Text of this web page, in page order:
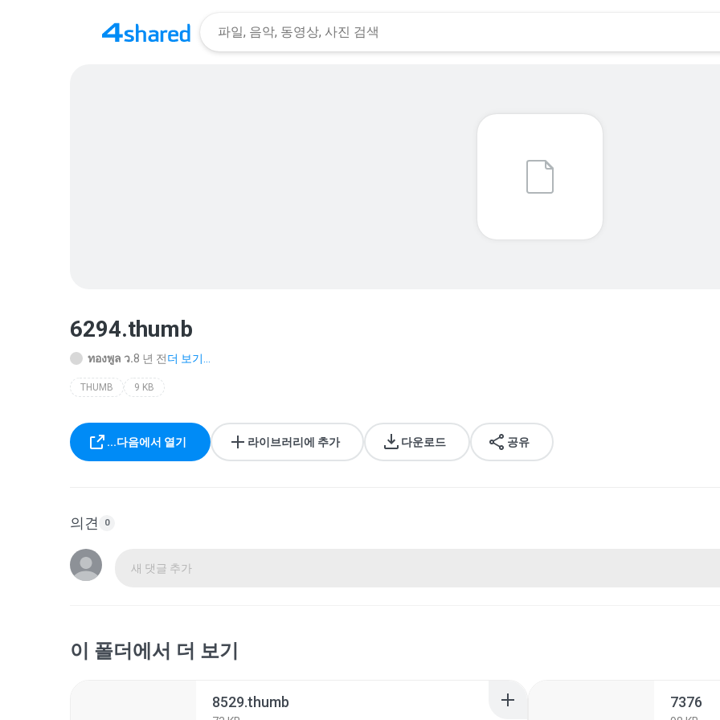
6294.thumb
ทองพูล ว.8 년 전더 보기...
THUMB 9 KB
...다음에서 열기 라이브러리에 추가 다운로드 공유
의견 0
새 댓글 추가
이 폴더에서 더 보기
8529.thumb 7376